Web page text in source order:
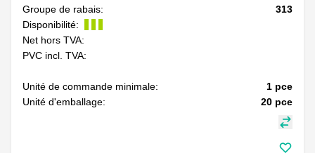
Groupe de rabais:
313
Disponibilité:
Net hors TVA:
PVC incl. TVA:
Unité de commande minimale: 1 pce
Unité d'emballage:
20 pce